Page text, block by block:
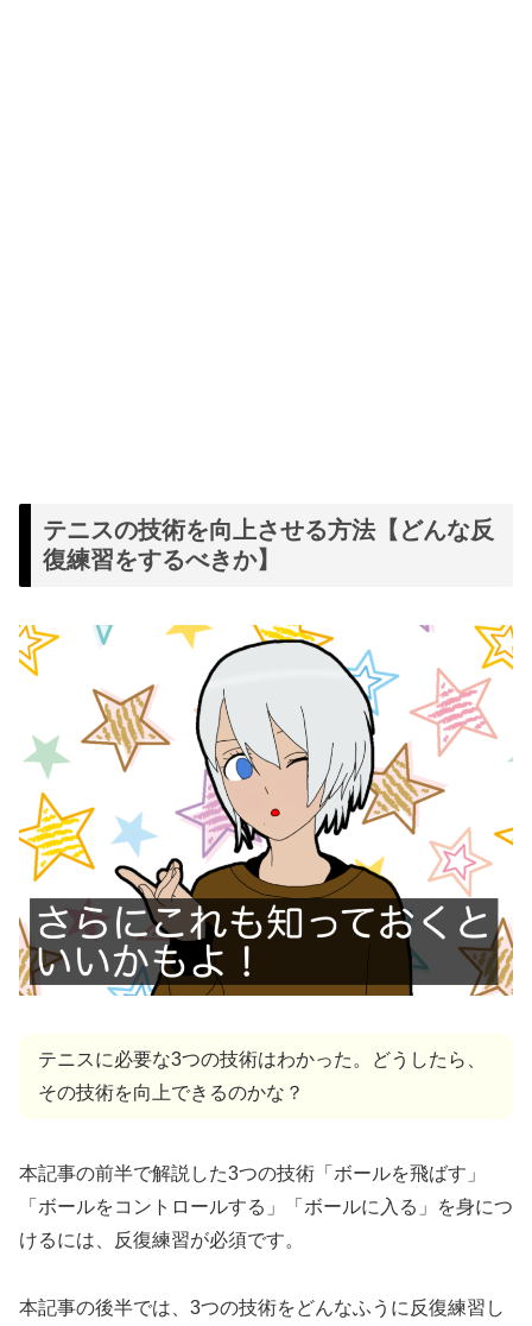
テニスの技術を向上させる方法【どんな反
復練習をするべきか】
テニスに必要な3つの技術はわかった。どうしたら、
その技術を向上できるのかな？
本記事の前半で解説した3つの技術「ボールを飛ばす」
「ボールをコントロールする」「ボールに入る」を身につ
けるには、反復練習が必須です。
本記事の後半では、3つの技術をどんなふうに反復練習し